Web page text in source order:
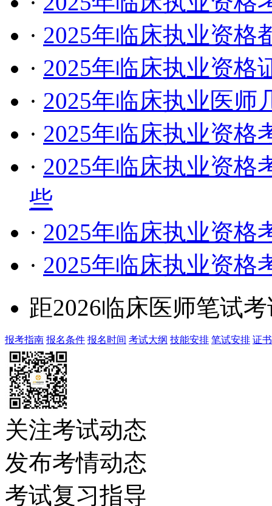
· 2025年临床执业资格
· 2025年临床执业资格
· 2025年临床执业医师
· 2025年临床执业资格
· 2025年临床执业资格
些
· 2025年临床执业资格
· 2025年临床执业资格
距2026临床医师笔试
报考指南 报名条件 报名时间 考试大纲 技能安排 笔试安排 证
关注考试动态
发布考情动态
考试复习指导